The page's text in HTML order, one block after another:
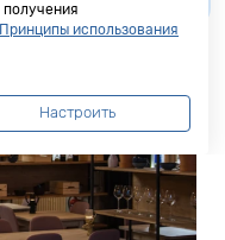
Принципы использования
Настроить